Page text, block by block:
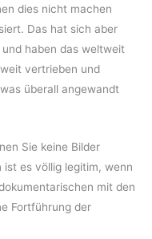
dies nicht machen
Das hat sich aber
haben das weltweit
vertrieben und
überall angewandt
Sie keine Bilder
ist es völlig legitim, wenn
mit den
Fortführung der